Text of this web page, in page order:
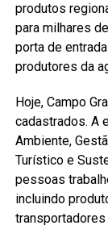
produtos
para milhares
porta de
produtores da
Hoje, Campo
cadastrados. A
Ambiente,
Turístico e
pessoas
incluindo